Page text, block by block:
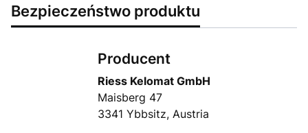
Bezpieczeństwo produktu
Producent
Riess Kelomat GmbH
Maisberg 47
3341 Ybbsitz, Austria